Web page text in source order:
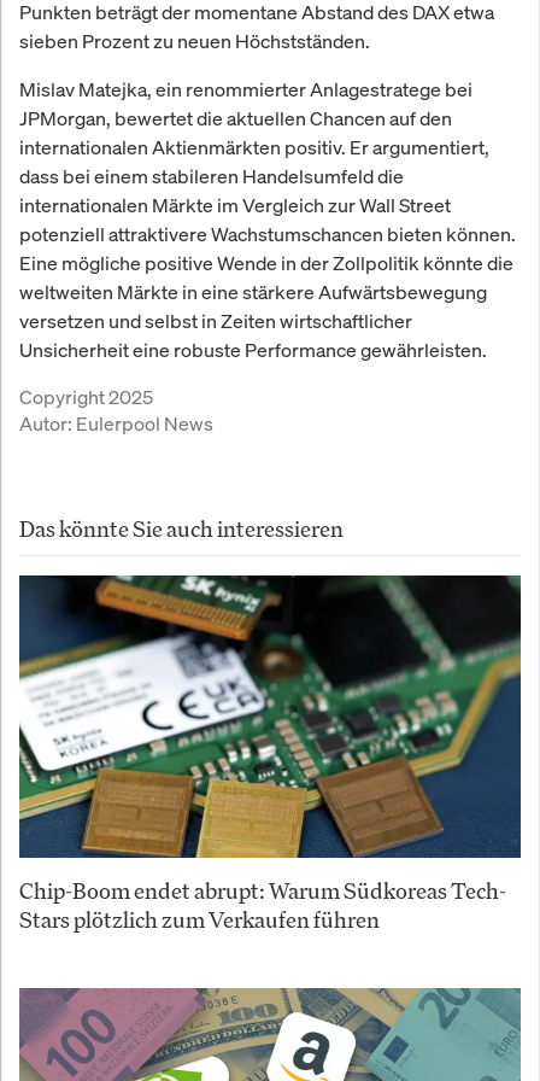
Punkten beträgt der momentane Abstand des DAX etwa
sieben Prozent zu neuen Höchstständen.
Mislav Matejka, ein renommierter Anlagestratege bei
JPMorgan, bewertet die aktuellen Chancen auf den
internationalen Aktienmärkten positiv. Er argumentiert,
dass bei einem stabileren Handelsumfeld die
internationalen Märkte im Vergleich zur Wall Street
potenziell attraktivere Wachstumschancen bieten können.
Eine mögliche positive Wende in der Zollpolitik könnte die
weltweiten Märkte in eine stärkere Aufwärtsbewegung
versetzen und selbst in Zeiten wirtschaftlicher
Unsicherheit eine robuste Performance gewährleisten.
Copyright 2025
Autor: Eulerpool News
Das könnte Sie auch interessieren
Chip-Boom endet abrupt: Warum Südkoreas Tech-
Stars plötzlich zum Verkaufen führen